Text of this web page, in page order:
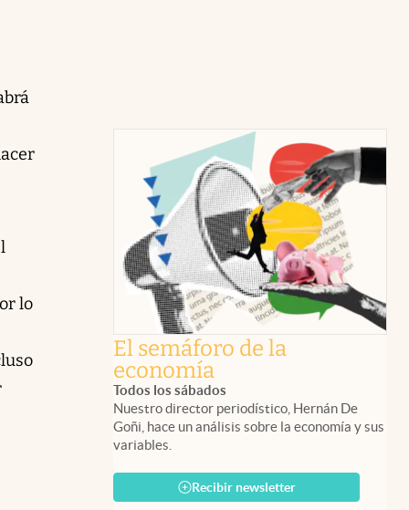
lo
El semáforo de la
economía
Todos los sábados
Nuestro director periodístico, Hernán De
Goñi, hace un análisis sobre la economía y sus
variables.
Recibir newsletter